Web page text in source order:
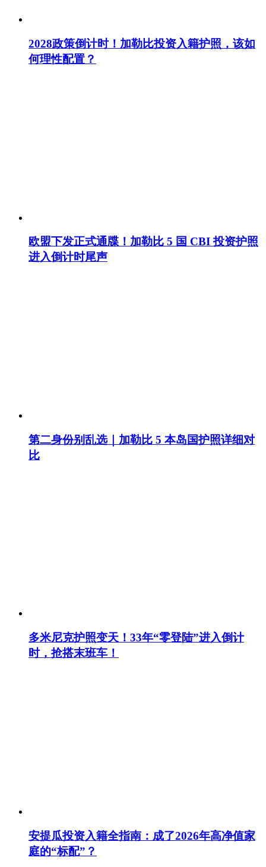
2028政策倒计时！加勒比投资入籍护照，该如
何理性配置？
欧盟下发正式通牒！加勒比 5 国 CBI 投资护照
进入倒计时尾声
第二身份别乱选｜加勒比 5 本岛国护照详细对
比
多米尼克护照变天！33年“零登陆”进入倒计
时，抢搭末班车！
安提瓜投资入籍全指南：成了2026年高净值家
庭的“标配”？